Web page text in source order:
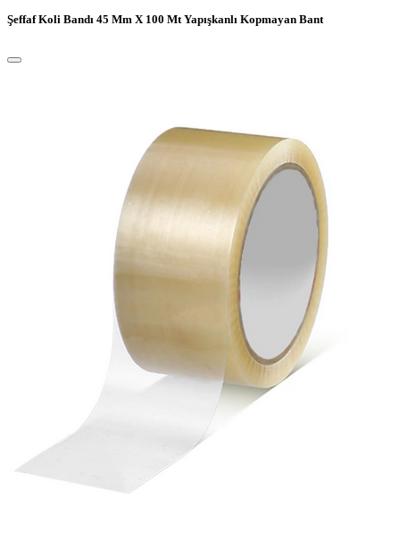
Şeffaf Koli Bandı 45 Mm X 100 Mt Yapışkanlı Kopmayan Bant